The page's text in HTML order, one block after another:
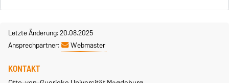
Letzte Änderung: 20.08.2025
Ansprechpartner:
Webmaster
KONTAKT